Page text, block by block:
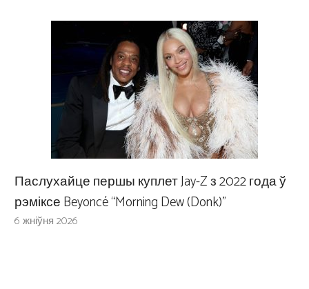
Паслухайце першы куплет Jay-Z з 2022 года ў
рэміксе Beyoncé “Morning Dew (Donk)”
6 жніўня 2026